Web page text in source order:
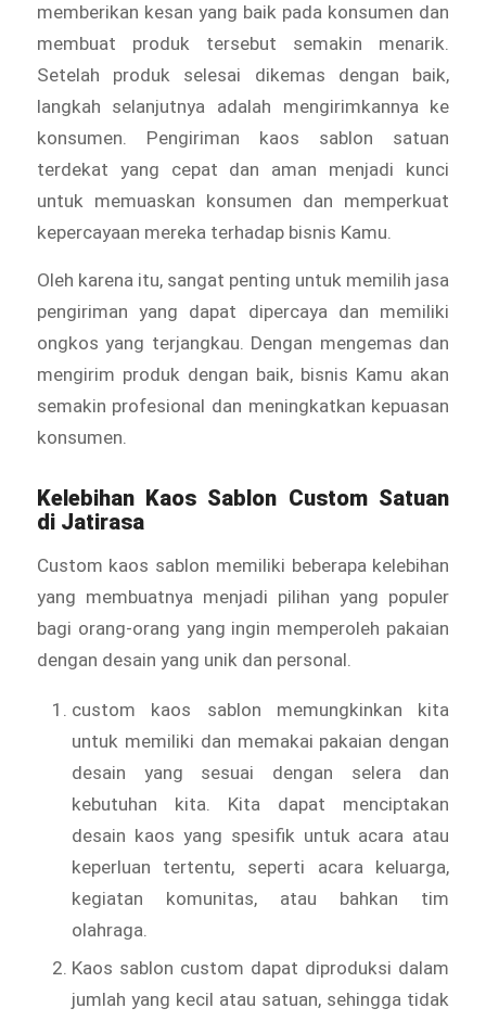
memberikan kesan yang baik pada konsumen dan
membuat produk tersebut semakin menarik.
Setelah produk selesai dikemas dengan baik,
langkah selanjutnya adalah mengirimkannya ke
konsumen. Pengiriman kaos sablon satuan
terdekat yang cepat dan aman menjadi kunci
untuk memuaskan konsumen dan memperkuat
kepercayaan mereka terhadap bisnis Kamu.
Oleh karena itu, sangat penting untuk memilih jasa
pengiriman yang dapat dipercaya dan memiliki
ongkos yang terjangkau. Dengan mengemas dan
mengirim produk dengan baik, bisnis Kamu akan
semakin profesional dan meningkatkan kepuasan
konsumen.
Kelebihan Kaos Sablon Custom Satuan
di Jatirasa
Custom kaos sablon memiliki beberapa kelebihan
yang membuatnya menjadi pilihan yang populer
bagi orang-orang yang ingin memperoleh pakaian
dengan desain yang unik dan personal.
custom kaos sablon memungkinkan kita
untuk memiliki dan memakai pakaian dengan
desain yang sesuai dengan selera dan
kebutuhan kita. Kita dapat menciptakan
desain kaos yang spesifik untuk acara atau
keperluan tertentu, seperti acara keluarga,
kegiatan komunitas, atau bahkan tim
olahraga.
Kaos sablon custom dapat diproduksi dalam
jumlah yang kecil atau satuan, sehingga tidak